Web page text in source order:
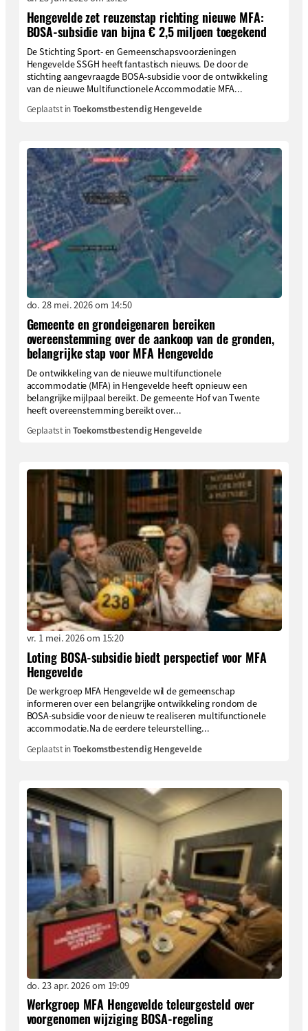
Hengevelde zet reuzenstap richting nieuwe MFA:
BOSA-subsidie van bijna € 2,5 miljoen toegekend
De Stichting Sport- en Gemeenschapsvoorzieningen
Hengevelde SSGH heeft fantastisch nieuws. De door de
stichting aangevraagde BOSA-subsidie voor de ontwikkeling
van de nieuwe Multifunctionele Accommodatie MFA...
Geplaatst inToekomstbestendig Hengevelde
do. 28 mei. 2026 om 14:50
Gemeente en grondeigenaren bereiken
overeenstemming over de aankoop van de gronden,
belangrijke stap voor MFA Hengevelde
De ontwikkeling van de nieuwe multifunctionele
accommodatie (MFA) in Hengevelde heeft opnieuw een
belangrijke mijlpaal bereikt. De gemeente Hof van Twente
heeft overeenstemming bereikt over...
Geplaatst inToekomstbestendig Hengevelde
vr. 1 mei. 2026 om 15:20
Loting BOSA-subsidie biedt perspectief voor MFA
Hengevelde
De werkgroep MFA Hengevelde wil de gemeenschap
informeren over een belangrijke ontwikkeling rondom de
BOSA-subsidie voor de nieuw te realiseren multifunctionele
accommodatie.Na de eerdere teleurstelling...
Geplaatst inToekomstbestendig Hengevelde
do. 23 apr. 2026 om 19:09
Werkgroep MFA Hengevelde teleurgesteld over
voorgenomen wijziging BOSA-regeling